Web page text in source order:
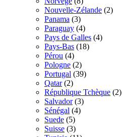
Nouvelle-Zélande (2)
Panama (3)
Paraguay (4)
Pays de Galles (4)
Pays-Bas (18)
Pérou (4)
Pologne (2)
Portugal (39)
Qatar (2)
République Tchèque (2)
Salvador (3)
Sénégal (4)
Suede (5)
Suisse (3)